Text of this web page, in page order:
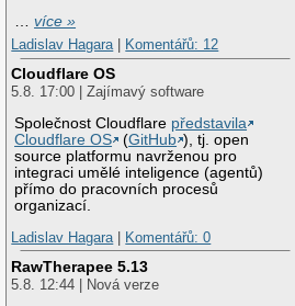
…více »
Ladislav Hagara| Komentářů: 12
Cloudflare OS
5.8. 17:00 | Zajímavý software
Společnost Cloudflare představila
Cloudflare OS
(GitHub ), tj. open
source platformu navrženou pro
integraci umělé inteligence (agentů)
přímo do pracovních procesů
organizací.
Ladislav Hagara| Komentářů: 0
RawTherapee 5.13
5.8. 12:44 | Nová verze